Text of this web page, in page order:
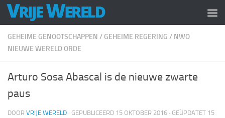
Doorgaan naar inhoud
GEHEIME GENOOTSCHAPPEN / GEHEIME REGERING / NWO
NIEUWE WERELD ORDE
Arturo Sosa Abascal is de nieuwe zwarte
paus
DOOR VRIJE WERELD · GEPUBLICEERD 15 OKTOBER 2016 · GEÜPDATET 15